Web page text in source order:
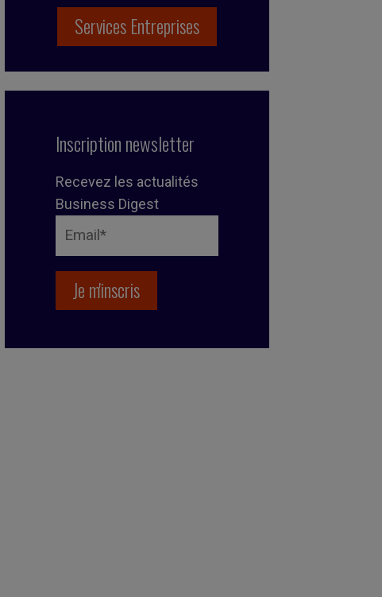
Services Entreprises
Inscription newsletter
Recevez les actualités
Business Digest